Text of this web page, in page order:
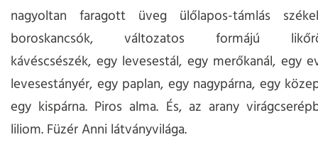
nagyoltan faragott üveg ülőlapos-támlás
boroskancsók, változatos formájú
kávéscsészék, egy levesestál, egy merőkanál, egy
levesestányér, egy paplan, egy nagypárna, egy
egy kispárna. Piros alma. És, az arany
liliom. Füzér Anni látványvilága.